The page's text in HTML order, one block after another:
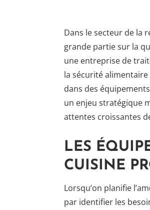
Dans le secteur de la
grande partie sur la
une entreprise de
la sécurité
dans des
un enjeu stratégique
attentes croissantes
LES
CUISINE
Lorsqu’on planifie
par identifier les